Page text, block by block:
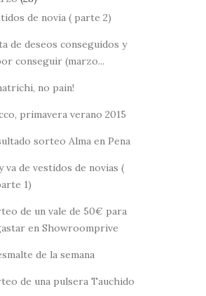
de novia ( parte 2)
de deseos conseguidos y
conseguir (marzo...
no pain!
primavera verano 2015
sorteo Alma en Pena
va de vestidos de novias (
1)
de un vale de 50€ para
en Showroomprive
de la semana
de una pulsera Tauchido